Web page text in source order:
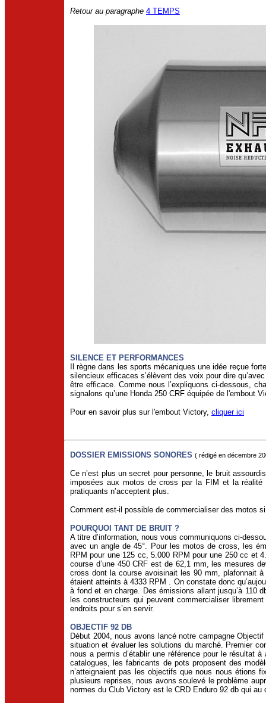
Retour au paragraphe 4 TEMPS
SILENCE ET PERFORMANCES
Il règne dans les sports mécaniques une idée reçue
silencieux efficaces s’élèvent des voix pour dire
être efficace. Comme nous l’expliquons ci-dessous,
signalons qu’une Honda 250 CRF équipée de l'embout
Pour en savoir plus sur l'embout Victory, cliquer ici
DOSSIER EMISSIONS SONORES ( rédigé en décembre
Ce n’est plus un secret pour personne, le bruit
imposées aux motos de cross par la FIM et la réalité
pratiquants n’acceptent plus.
Comment est-il possible de commercialiser des motos
POURQUOI TANT DE BRUIT ?
A titre d’information, nous vous communiquons ci-
avec un angle de 45°. Pour les motos de cross, les
RPM pour une 125 cc, 5.000 RPM pour une 250 cc
course d’une 450 CRF est de 62,1 mm, les mesures
cross dont la course avoisinait les 90 mm, plafonnait
étaient atteints à 4333 RPM . On constate donc
à fond et en charge. Des émissions allant jusqu’à 110
les constructeurs qui peuvent commercialiser
endroits pour s’en servir.
OBJECTIF 92 DB
Début 2004, nous avons lancé notre campagne
situation et évaluer les solutions du marché. Premier
nous a permis d’établir une référence pour le résultat
catalogues, les fabricants de pots proposent des
n’atteignaient pas les objectifs que nous nous étions
plusieurs reprises, nous avons soulevé le problème
normes du Club Victory est le CRD Enduro 92 db qui